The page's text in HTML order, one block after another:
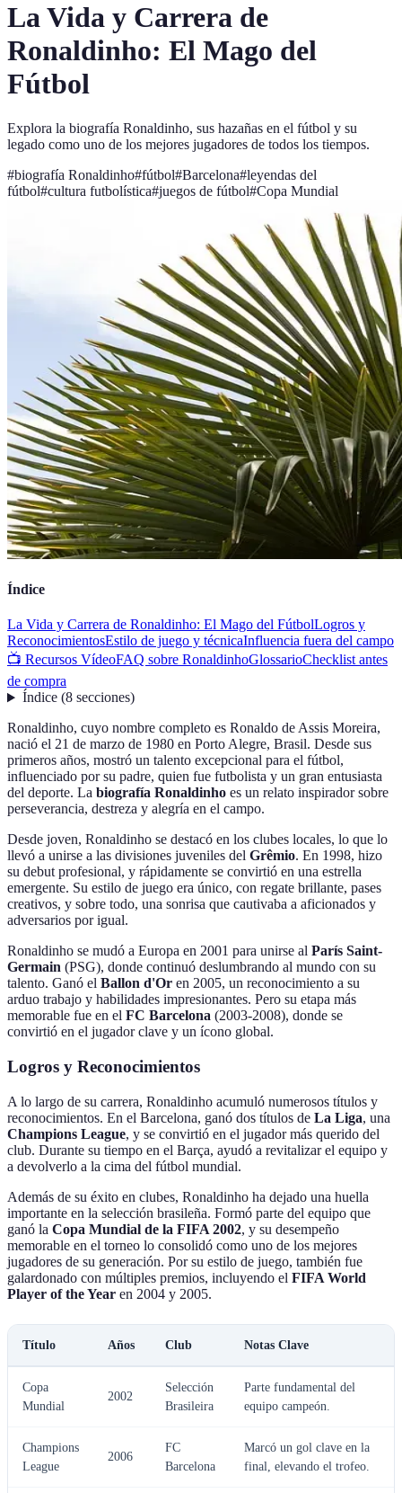
La Vida y Carrera de
Ronaldinho: El Mago del
Fútbol
Explora la biografía Ronaldinho, sus hazañas en el fútbol y su
legado como uno de los mejores jugadores de todos los tiempos.
#biografía Ronaldinho#fútbol#Barcelona#leyendas del
fútbol#cultura futbolística#juegos de fútbol#Copa Mundial
Índice
La Vida y Carrera de Ronaldinho: El Mago del FútbolLogros y
ReconocimientosEstilo de juego y técnicaInfluencia fuera del campo
📺 Recursos VídeoFAQ sobre RonaldinhoGlossarioChecklist antes
de compra
Índice(8 secciones)
Ronaldinho, cuyo nombre completo es Ronaldo de Assis Moreira,
nació el 21 de marzo de 1980 en Porto Alegre, Brasil. Desde sus
primeros años, mostró un talento excepcional para el fútbol,
influenciado por su padre, quien fue futbolista y un gran entusiasta
del deporte. La biografía Ronaldinho es un relato inspirador sobre
perseverancia, destreza y alegría en el campo.
Desde joven, Ronaldinho se destacó en los clubes locales, lo que lo
llevó a unirse a las divisiones juveniles del Grêmio. En 1998, hizo
su debut profesional, y rápidamente se convirtió en una estrella
emergente. Su estilo de juego era único, con regate brillante, pases
creativos, y sobre todo, una sonrisa que cautivaba a aficionados y
adversarios por igual.
Ronaldinho se mudó a Europa en 2001 para unirse al París Saint-
Germain (PSG), donde continuó deslumbrando al mundo con su
talento. Ganó el Ballon d'Or en 2005, un reconocimiento a su
arduo trabajo y habilidades impresionantes. Pero su etapa más
memorable fue en el FC Barcelona (2003-2008), donde se
convirtió en el jugador clave y un ícono global.
Logros y Reconocimientos
A lo largo de su carrera, Ronaldinho acumuló numerosos títulos y
reconocimientos. En el Barcelona, ganó dos títulos de La Liga, una
Champions League, y se convirtió en el jugador más querido del
club. Durante su tiempo en el Barça, ayudó a revitalizar el equipo y
a devolverlo a la cima del fútbol mundial.
Además de su éxito en clubes, Ronaldinho ha dejado una huella
importante en la selección brasileña. Formó parte del equipo que
ganó la Copa Mundial de la FIFA 2002, y su desempeño
memorable en el torneo lo consolidó como uno de los mejores
jugadores de su generación. Por su estilo de juego, también fue
galardonado con múltiples premios, incluyendo el FIFA World
Player of the Year en 2004 y 2005.
Título Años Club Notas Clave
Copa
Mundial
2002
Selección
Brasileira
Parte fundamental del
equipo campeón.
Champions
League
2006
FC
Barcelona
Marcó un gol clave en la
final, elevando el trofeo.